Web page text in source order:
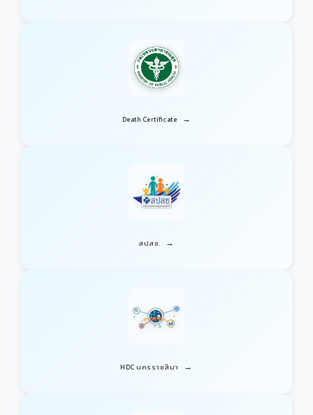
Death Certificate →
สปสช. →
HDC นครราชสีมา →